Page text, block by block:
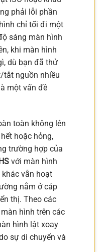
phải lỗi phần
chỉ tối đi một
sáng màn hình
khi màn hình
dù bạn đã thử
tắt nguồn nhiều
một vấn đề
toàn không lên
hoặc hỏng,
trường hợp của
với màn hình
vẫn hoạt
nằm ở cáp
thị. Theo các
hình trên các
hình lật xoay
sự di chuyển và